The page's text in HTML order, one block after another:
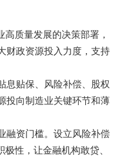
高质量发展的决策部署，
财政资源投入力度，支持
息贴保、风险补偿、股权
投向制造业关键环节和薄
融资门槛。设立风险补偿
性，让金融机构敢贷、